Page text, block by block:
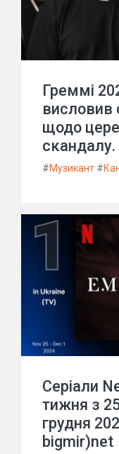
Греммі
висловив
щодо
скандалу.
#Музикант #
Серіали
тижня з
грудня
bigmir)net